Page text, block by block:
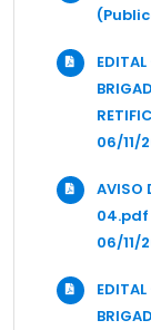
06/11/
AVISO
04.pdf
06/11/